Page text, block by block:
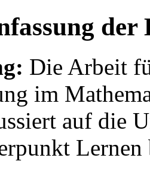
der
Die Arbeit
im
auf die
Lernen